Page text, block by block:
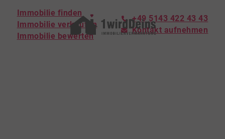
Immobilie finden
Immobilie verkaufen
Immobilie bewerten
+49 5143 422 43 43
Kontakt aufnehmen